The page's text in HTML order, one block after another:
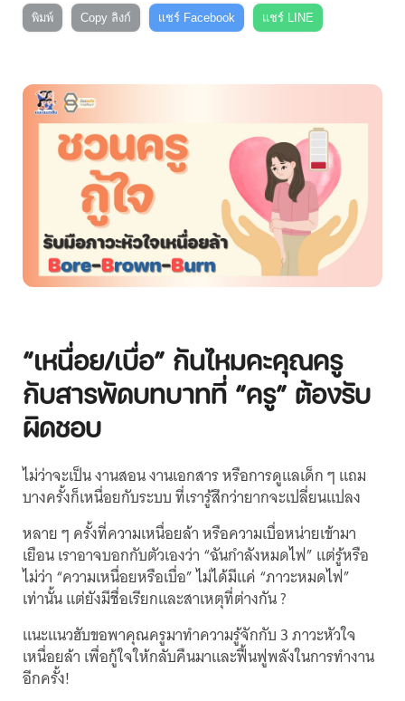
พิมพ์ Copy ลิงก์ แชร์ Facebook แชร์ LINE
“เหนื่อย/เบื่อ” กันไหมคะคุณครู
กับสารพัดบทบาทที่ “ครู” ต้องรับ
ผิดชอบ
ไม่ว่าจะเป็น งานสอน งานเอกสาร หรือการดูแลเด็ก ๆ แถม
บางครั้งก็เหนื่อยกับระบบ ที่เรารู้สึกว่ายากจะเปลี่ยนแปลง
หลาย ๆ ครั้งที่ความเหนื่อยล้า หรือความเบื่อหน่ายเข้ามา
เยือน เราอาจบอกกับตัวเองว่า “ฉันกำลังหมดไฟ” แต่รู้หรือ
ไม่ว่า “ความเหนื่อยหรือเบื่อ” ไม่ได้มีแค่ “ภาวะหมดไฟ”
เท่านั้น แต่ยังมีชื่อเรียกและสาเหตุที่ต่างกัน ?
แนะแนวฮับขอพาคุณครูมาทำความรู้จักกับ 3 ภาวะหัวใจ
เหนื่อยล้า เพื่อกู้ใจให้กลับคืนมาและฟื้นฟูพลังในการทำงาน
อีกครั้ง!